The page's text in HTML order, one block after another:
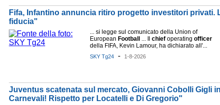
Fifa, Infantino annuncia ritiro progetto investitori privati.
fiducia"
... si legge sul comunicato della Union of
European Football ... Il chief operating officer
della FIFA, Kevin Lamour, ha dichiarato all'...
SKY Tg24 - 1-8-2026
Juventus scatenata sul mercato, Giovanni Cobolli Gigli
Carnevali! Rispetto per Locatelli e Di Gregorio"